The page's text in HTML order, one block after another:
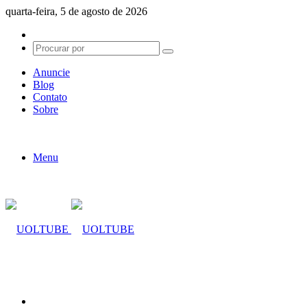
quarta-feira, 5 de agosto de 2026
skin
Procurar
Anuncie
Blog
Contato
Sobre
Menu